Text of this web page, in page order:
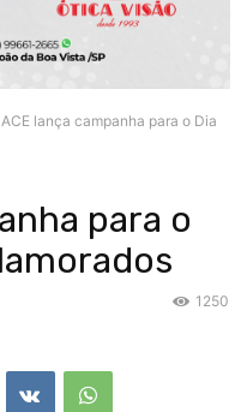
ACE lança campanha para o Dia
para o
1250